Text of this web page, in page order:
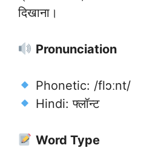
दिखाना।
Pronunciation
Phonetic: /flɔːnt/
Hindi: फ्लॉन्ट
Word Type